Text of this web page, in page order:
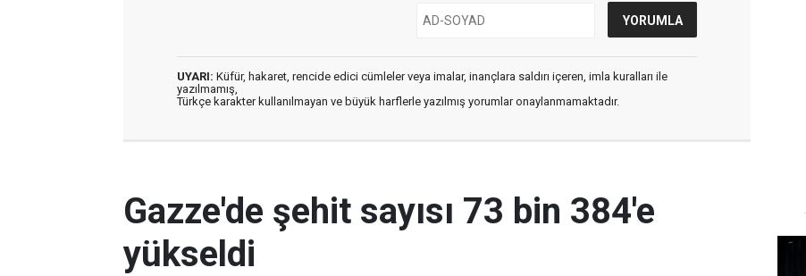
UYARI: Küfür, hakaret, rencide edici cümleler veya imalar, inançlara saldırı içeren, imla kuralları ile
yazılmamış,
Türkçe karakter kullanılmayan ve büyük harflerle yazılmış yorumlar onaylanmamaktadır.
Gazze'de şehit sayısı 73 bin 384'e
yükseldi